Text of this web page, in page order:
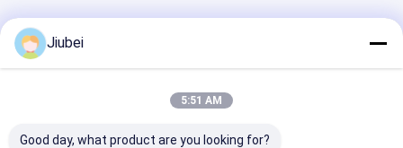
추천된 제품
Jiubei
5:51 AM
Good day, what product are you looking for?